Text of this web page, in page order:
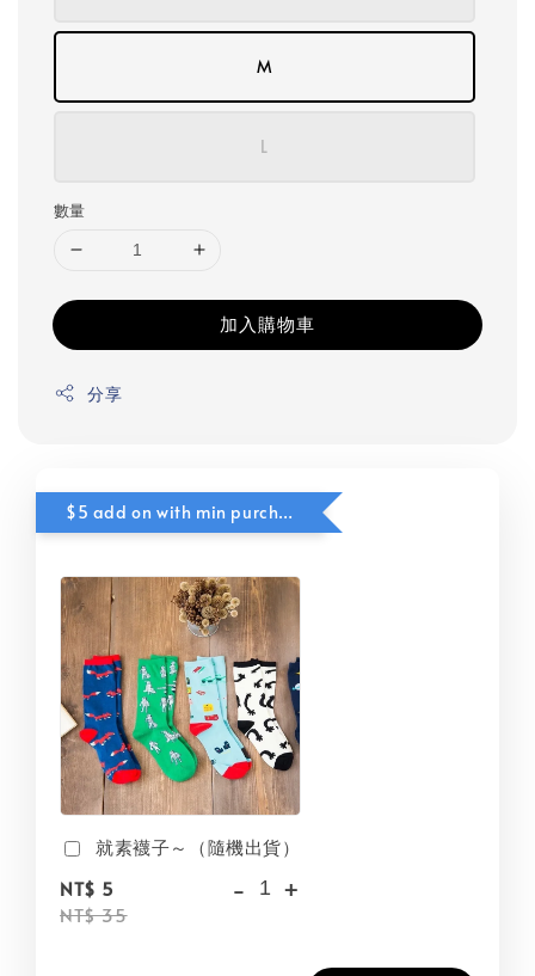
M
L
數量
加入購物車
分享
$5 add on with min purchase
就素襪子～（隨機出貨）
NT$ 5
NT$ 35
- +